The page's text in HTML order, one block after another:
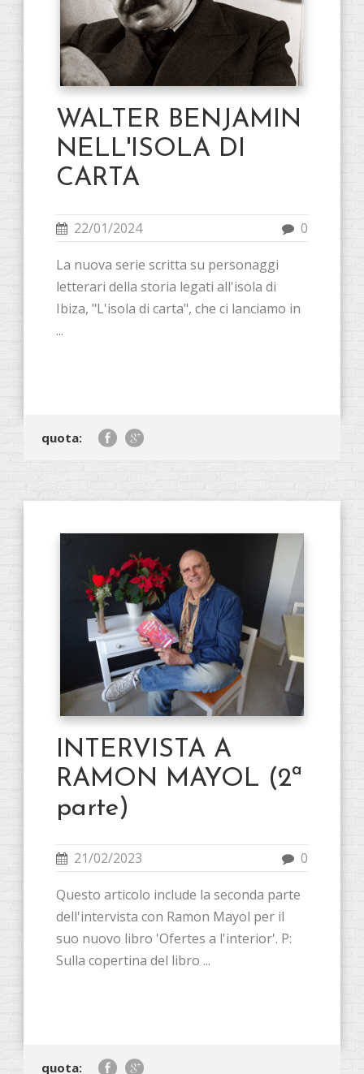
WALTER BENJAMIN
NELL'ISOLA DI
CARTA
22/01/2024 0
La nuova serie scritta su personaggi
letterari della storia legati all'isola di
Ibiza, "L'isola di carta", che ci lanciamo in
...
quota:
INTERVISTA A
RAMON MAYOL (2ª
parte)
21/02/2023 0
Questo articolo include la seconda parte
dell'intervista con Ramon Mayol per il
suo nuovo libro 'Ofertes a l'interior'. P:
Sulla copertina del libro ...
quota: